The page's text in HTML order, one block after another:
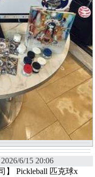
6/15 20:06
】 Pickleball 匹克球x